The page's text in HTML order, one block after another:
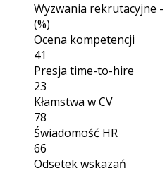
Wyzwania rekrutacyjne
(%)
Ocena kompetencji
41
Presja time-to-hire
23
Kłamstwa w CV
78
Świadomość HR
66
Odsetek wskazań